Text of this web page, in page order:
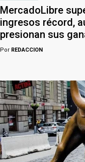
MercadoLibre
ingresos récord,
presionan sus
Por REDACCION